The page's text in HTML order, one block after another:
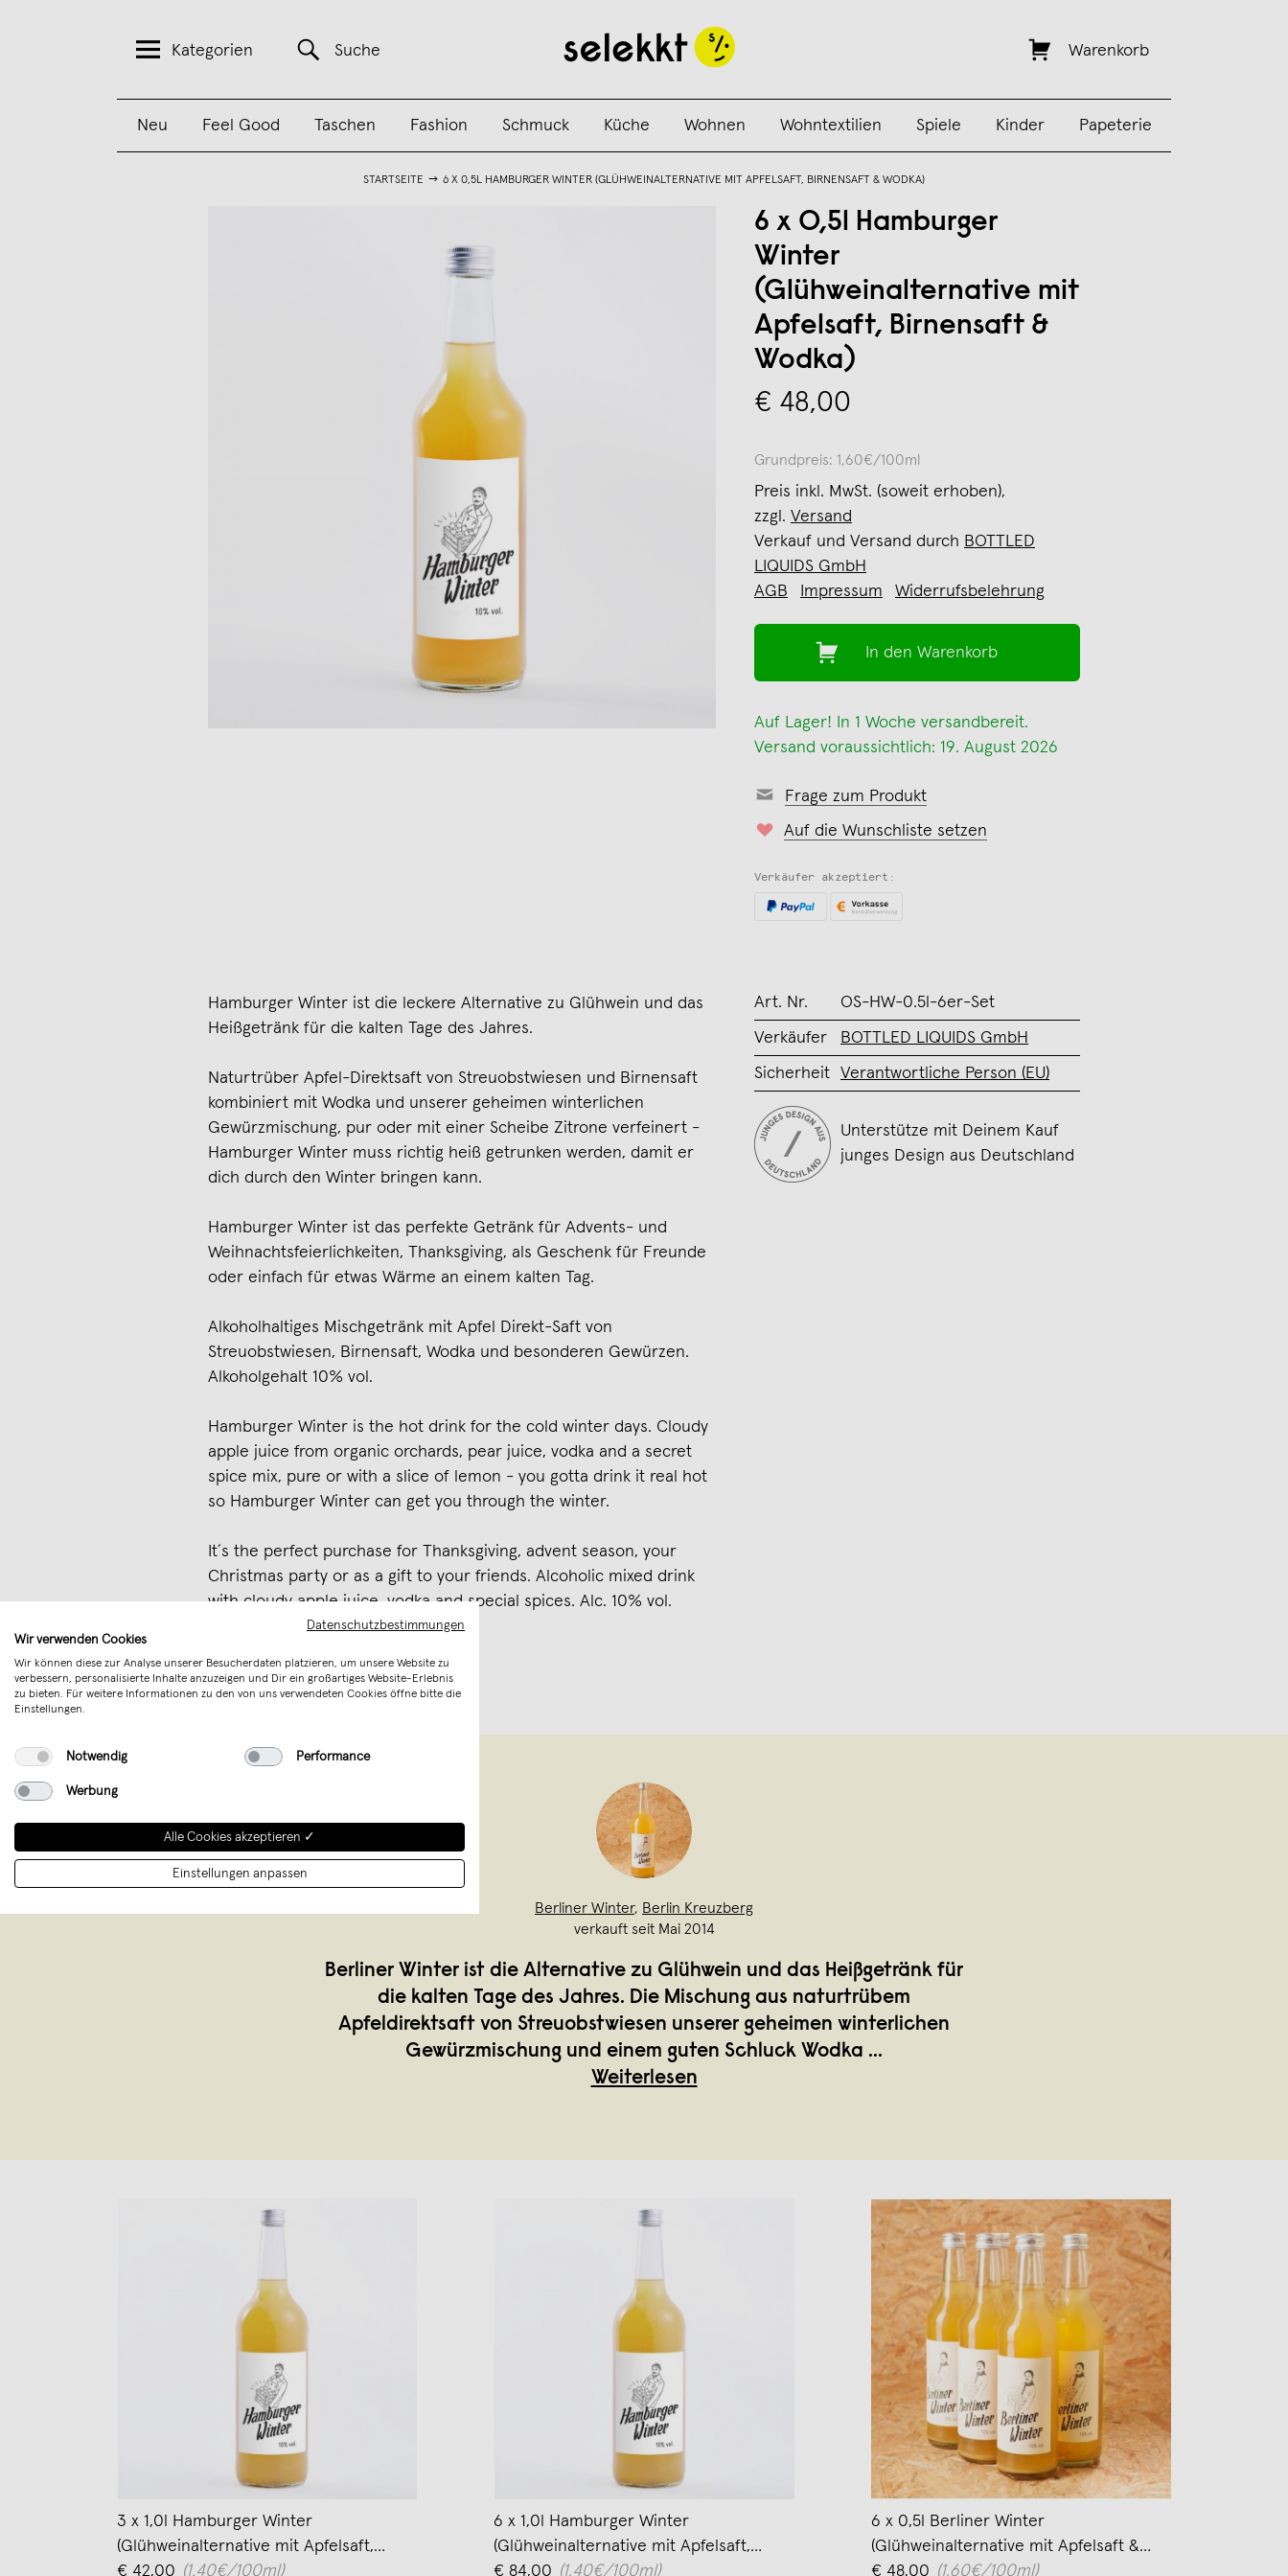
Kategorien Suche Warenkorb
Neu Feel Good Taschen Fashion Schmuck Küche Wohnen Wohntextilien Spiele Kinder Papeterie
STARTSEITE 6 X 0,5L HAMBURGER WINTER (GLÜHWEINALTERNATIVE MIT APFELSAFT, BIRNENSAFT & WODKA)
6 x 0,5l Hamburger
Winter
(Glühweinalternative mit
Apfelsaft, Birnensaft &
Wodka)
€ 48,00
Grundpreis: 1,60€/100ml
Preis inkl. MwSt. (soweit erhoben),
zzgl. Versand
Verkauf und Versand durch BOTTLED
LIQUIDS GmbH
AGB
Impressum Widerrufsbelehrung
In den Warenkorb
Auf Lager! In 1 Woche versandbereit.
Versand voraussichtlich: 19. August 2026
Frage zum Produkt
Auf die Wunschliste setzen
Verkäufer akzeptiert:
Hamburger Winter ist die leckere Alternative zu Glühwein und das
Heißgetränk für die kalten Tage des Jahres.
Naturtrüber Apfel-Direktsaft von Streuobstwiesen und Birnensaft
kombiniert mit Wodka und unserer geheimen winterlichen
Gewürzmischung, pur oder mit einer Scheibe Zitrone verfeinert -
Hamburger Winter muss richtig heiß getrunken werden, damit er
dich durch den Winter bringen kann.
Hamburger Winter ist das perfekte Getränk für Advents- und
Weihnachtsfeierlichkeiten, Thanksgiving, als Geschenk für Freunde
oder einfach für etwas Wärme an einem kalten Tag.
Alkoholhaltiges Mischgetränk mit Apfel Direkt-Saft von
Streuobstwiesen, Birnensaft, Wodka und besonderen Gewürzen.
Alkoholgehalt 10% vol.
Hamburger Winter is the hot drink for the cold winter days. Cloudy
apple juice from organic orchards, pear juice, vodka and a secret
spice mix, pure or with a slice of lemon - you gotta drink it real hot
so Hamburger Winter can get you through the winter.
It´s the perfect purchase for Thanksgiving, advent season, your
Christmas party or as a gift to your friends. Alcoholic mixed drink
with cloudy apple juice, vodka and special spices. Alc. 10% vol.
Art. Nr. OS-HW-0.5l-6er-Set
Verkäufer BOTTLED LIQUIDS GmbH
Sicherheit Verantwortliche Person (EU)
Unterstütze mit Deinem Kauf
junges Design aus Deutschland
Berliner Winter, Berlin Kreuzberg
verkauft seit Mai 2014
Berliner Winter ist die Alternative zu Glühwein und das Heißgetränk für
die kalten Tage des Jahres. Die Mischung aus naturtrübem
Apfeldirektsaft von Streuobstwiesen unserer geheimen winterlichen
Gewürzmischung und einem guten Schluck Wodka ...
Weiterlesen
3 x 1,0l Hamburger Winter
(Glühweinalternative mit Apfelsaft,
Birnensaft & Wodka)
€ 42,00 (1,40€/100ml)
6 x 1,0l Hamburger Winter
(Glühweinalternative mit Apfelsaft,
Birnensaft & Wodka)
€ 84,00 (1,40€/100ml)
6 x 0,5l Berliner Winter
(Glühweinalternative mit Apfelsaft &
Wodka)
€ 48,00 (1,60€/100ml)
Datenschutzbestimmungen
Wir verwenden Cookies
Wir können diese zur Analyse unserer Besucherdaten platzieren, um unsere Website zu
verbessern, personalisierte Inhalte anzuzeigen und Dir ein großartiges Website-Erlebnis
zu bieten. Für weitere Informationen zu den von uns verwendeten Cookies öffne bitte die
Einstellungen.
Notwendig Performance
Werbung
Alle Cookies akzeptieren ✓
Einstellungen anpassen